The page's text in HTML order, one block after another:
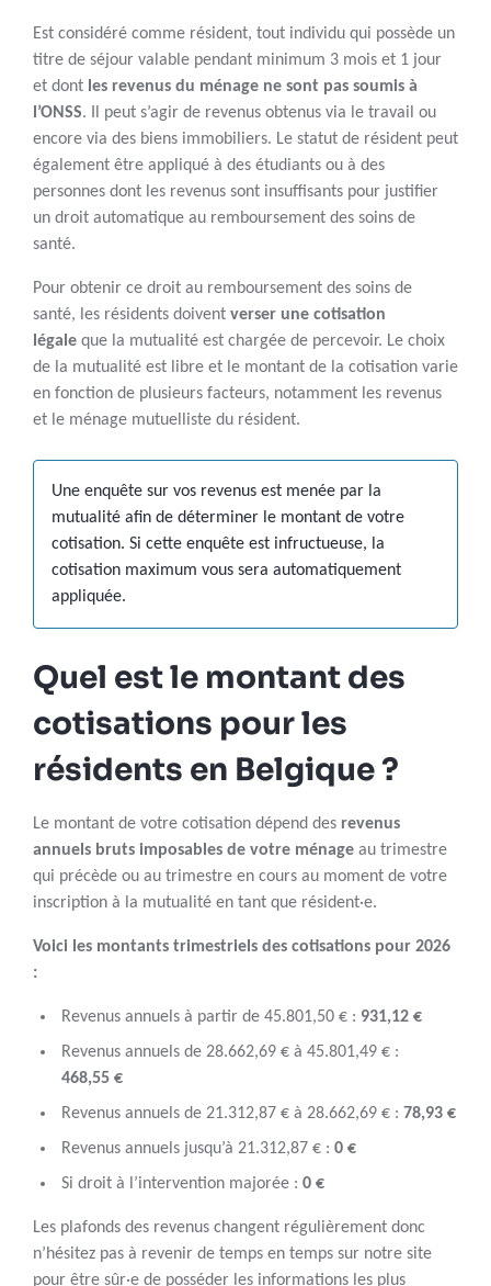
Est considéré comme résident, tout individu qui possède un
titre de séjour valable pendant minimum 3 mois et 1 jour
et dont les revenus du ménage ne sont pas soumis à
l’ONSS. Il peut s’agir de revenus obtenus via le travail ou
encore via des biens immobiliers. Le statut de résident peut
également être appliqué à des étudiants ou à des
personnes dont les revenus sont insuffisants pour justifier
un droit automatique au remboursement des soins de
santé.
Pour obtenir ce droit au remboursement des soins de
santé, les résidents doivent verser une cotisation
légale que la mutualité est chargée de percevoir. Le choix
de la mutualité est libre et le montant de la cotisation varie
en fonction de plusieurs facteurs, notamment les revenus
et le ménage mutuelliste du résident.
Une enquête sur vos revenus est menée par la
mutualité afin de déterminer le montant de votre
cotisation. Si cette enquête est infructueuse, la
cotisation maximum vous sera automatiquement
appliquée.
Quel est le montant des
cotisations pour les
résidents en Belgique ?
Le montant de votre cotisation dépend des revenus
annuels bruts imposables de votre ménage au trimestre
qui précède ou au trimestre en cours au moment de votre
inscription à la mutualité en tant que résident·e.
Voici les montants trimestriels des cotisations pour 2026
:
Revenus annuels à partir de 45.801,50 € : 931,12 €
Revenus annuels de 28.662,69 € à 45.801,49 € :
468,55 €
Revenus annuels de 21.312,87 € à 28.662,69 € : 78,93 €
Revenus annuels jusqu’à 21.312,87 € : 0 €
Si droit à l’intervention majorée : 0 €
Les plafonds des revenus changent régulièrement donc
n’hésitez pas à revenir de temps en temps sur notre site
pour être sûr·e de posséder les informations les plus